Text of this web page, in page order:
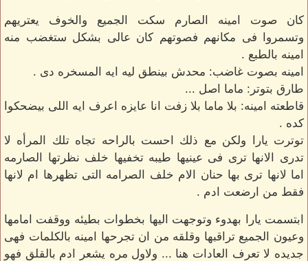
كان صوت امينه الصارم سكت الجميع والخوف يعتريهم
وتسمروا فى مكانهم فصوتهم كان عالى بشكل ستغضب منه
امينه بالطبع .
امينه بصوت غاضب: محدش بينطق ليه ايه المسخره دى .
طارق بتوتر: ماما اصل ...
قاطعته امينه: بلا ماما بلا زفت انا عايزه اعرف ايه اللى بيضحكوا
كده .
توترت يارا ولكن مع ذلك احست بالراحه تجاه تلك المرأه لا
تدرى الانها ترى فى عينيها طيبه تخفيها خلف نظرتها الصارمه
اما لانها ترى بها حنان الام خلف الصرامه التى تظهرها ام لانها
فقط من ارضعت ادم .
ابتسمت يارا بهدوء وتوجهت اليها بخطوات بطيئه ووقفت امامها
وعيون الجميع تراقبها وقلقه من ان تجرحها امينه بالكلمات فهى
جديده لا تعرف العادات هنا ... ولاول مره يشعر ادم بالقلق فهو